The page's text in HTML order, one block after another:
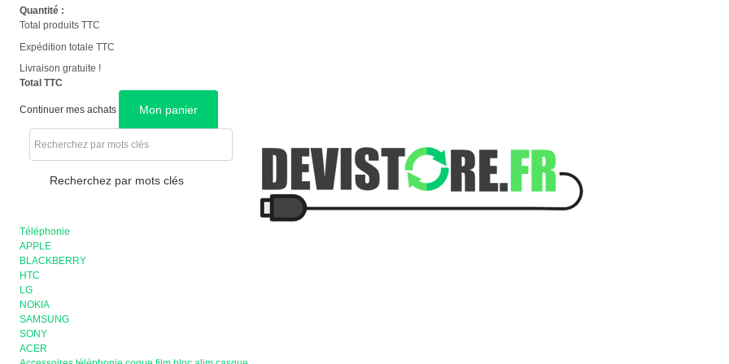
Quantité :
Total produits TTC
Expédition totale TTC
Livraison gratuite !
Total TTC
Continuer mes achats Mon panier
Recherchez par mots clés
Téléphonie
APPLE
BLACKBERRY
HTC
LG
NOKIA
SAMSUNG
SONY
ACER